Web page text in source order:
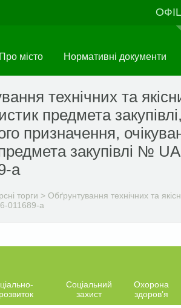
Про місто Нормативні документи
технічних та
предмета
призначення,
закупівлі №
a
торги > Обґрунтування технічних та
011689-a
Соціальний
захист
Охорона
здоров’я